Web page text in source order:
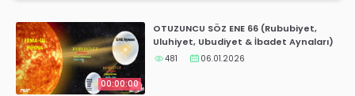
00:00:00
OTUZUNCU SÖZ ENE 66 (Rububiyet,
Uluhiyet, Ubudiyet & İbadet Aynaları)
481 06.01.2026